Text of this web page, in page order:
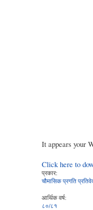
It appears your
Click here to
प्रकार:
चौमासिक प्रगति
आर्थिक वर्ष:
८०/८१